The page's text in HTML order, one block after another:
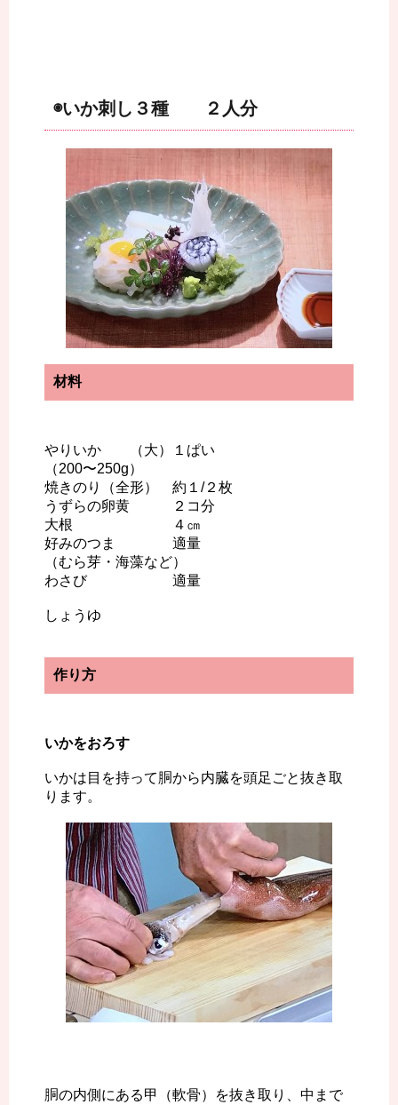
◉いか刺し３種 ２人分
材料
やりいか （大）１ぱい
（200〜250g）
焼きのり（全形） 約１/２枚
うずらの卵黄 ２コ分
大根 ４㎝
好みのつま 適量
（むら芽・海藻など）
わさび 適量
しょうゆ
作り方
いかをおろす
いかは目を持って胴から内臓を頭足ごと抜き取
ります。
胴の内側にある甲（軟骨）を抜き取り、中まで